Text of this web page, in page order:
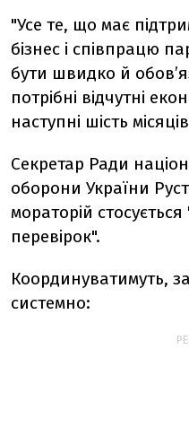
"Усе те, що має
бізнес і співпрацю
бути швидко й
потрібні відчутні
наступні шість
Секретар Ради
оборони України
мораторій
перевірок".
Координуватимуть,
системно: